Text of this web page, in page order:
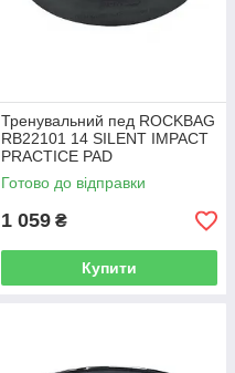
Тренувальний пед ROCKBAG
RB22101 14 SILENT IMPACT
PRACTICE PAD
Готово до відправки
1 059 ₴
Купити